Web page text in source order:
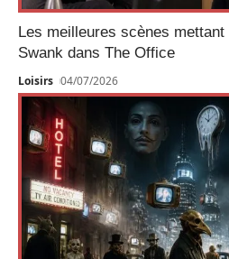
Les meilleures scènes
Swank dans The Office
Loisirs 04/07/2026